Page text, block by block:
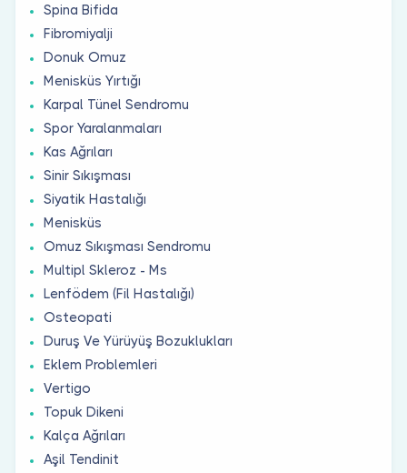
Spina Bifida
Fibromiyalji
Donuk Omuz
Menisküs Yırtığı
Karpal Tünel Sendromu
Spor Yaralanmaları
Kas Ağrıları
Sinir Sıkışması
Siyatik Hastalığı
Menisküs
Omuz Sıkışması Sendromu
Multipl Skleroz - Ms
Lenfödem (Fil Hastalığı)
Osteopati
Duruş Ve Yürüyüş Bozuklukları
Eklem Problemleri
Vertigo
Topuk Dikeni
Kalça Ağrıları
Aşil Tendinit